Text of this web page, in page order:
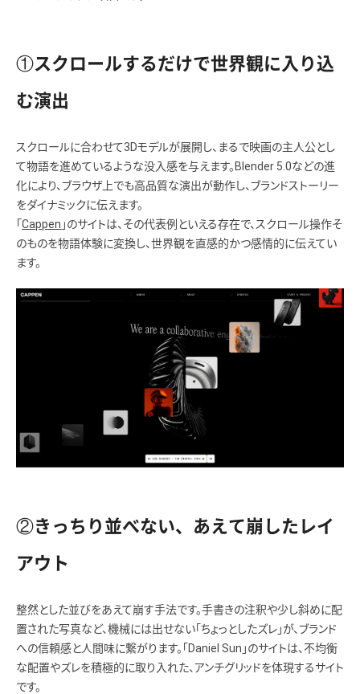
①スクロールするだけで世界観に入り込
む演出
スクロールに合わせて3Dモデルが展開し、まるで映画の主人公とし
て物語を進めているような没入感を与えます。Blender 5.0などの進
化により、ブラウザ上でも高品質な演出が動作し、ブランドストーリー
をダイナミックに伝えます。
「Cappen 」のサイトは、その代表例といえる存在で、スクロール操作そ
のものを物語体験に変換し、世界観を直感的かつ感情的に伝えてい
ます。
②きっちり並べない、あえて崩したレイ
アウト
整然とした並びをあえて崩す手法です。手書きの注釈や少し斜めに配
置された写真など、機械には出せない「ちょっとしたズレ」が、ブランド
への信頼感と人間味に繋がります。「Daniel Sun」のサイトは、不均衡
な配置やズレを積極的に取り入れた、アンチグリッドを体現するサイト
です。